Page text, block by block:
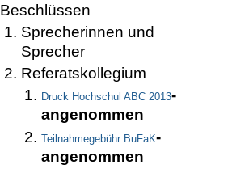
Beschlüssen
Sprecherinnen und
Sprecher
Referatskollegium
Druck Hochschul ABC 2013-
angenommen
Teilnahmegebühr BuFaK-
angenommen